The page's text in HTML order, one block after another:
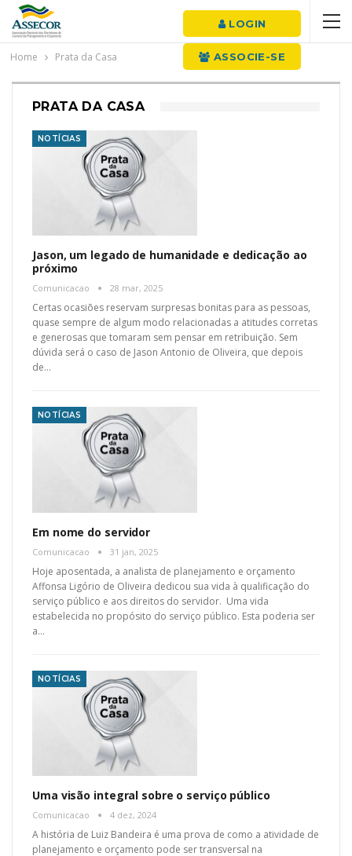
LOGIN
ASSOCIE-SE
Home Prata da Casa
PRATA DA CASA
NOTÍCIAS
Jason, um legado de humanidade e dedicação ao
próximo
Comunicacao 28 mar, 2025
Certas ocasiões reservam surpresas bonitas para as pessoas,
quase sempre de algum modo relacionadas a atitudes corretas
e generosas que tomaram sem pensar em retribuição. Sem
dúvida será o caso de Jason Antonio de Oliveira, que depois
de…
NOTÍCIAS
Em nome do servidor
Comunicacao 31 jan, 2025
Hoje aposentada, a analista de planejamento e orçamento
Affonsa Ligório de Oliveira dedicou sua vida à qualificação do
serviço público e aos direitos do servidor. Uma vida
estabelecida no propósito do serviço público. Esta poderia ser
a…
NOTÍCIAS
Uma visão integral sobre o serviço público
Comunicacao 4 dez, 2024
A história de Luiz Bandeira é uma prova de como a atividade de
planejamento e orçamento pode ser transversal na